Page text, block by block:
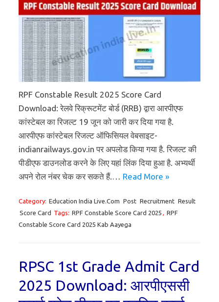
RPF Constable Result 2025 Score Card
Download: रेलवे रिक्रूटमेंट बोर्ड (RRB) द्वारा आरपीएफ
कांस्टेबल का रिजल्ट 19 जून को जारी कर दिया गया है.
आरपीएफ कांस्टेबल रिजल्ट ऑफिसियल वेबसाइट-
indianrailways.gov.in पर अपलोड किया गया है. रिजल्ट की
पीडीएफ डाउनलोड करने के लिए यहां लिंक दिया हुआ है. अभ्यर्थी
अपने रोल नंबर चेक कर सकते हैं.… Read More »
Category: Education India Live.Com Post Recruitment Result
Score Card Tags: RPF Constable Score Card 2025 , RPF
Constable Score Card 2025 Kab Aayega
RPSC 1st Grade Admit Card
2025 Download: आरपीएससी